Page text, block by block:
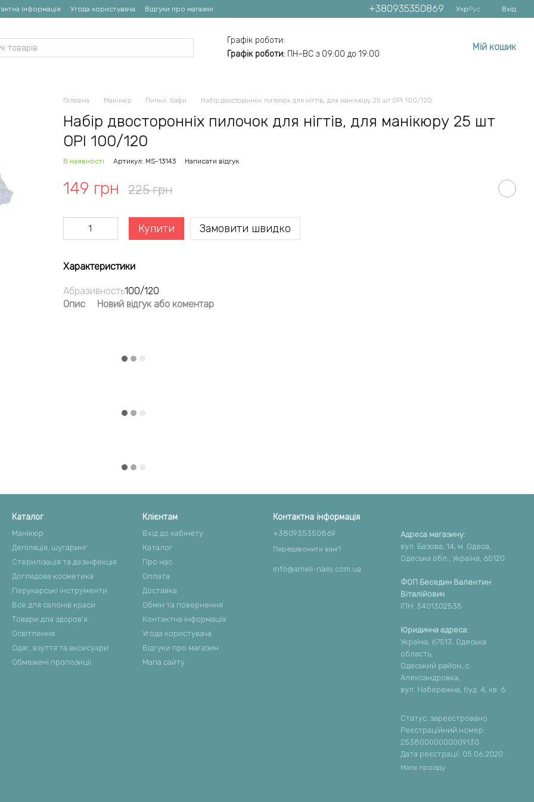
інформація Угода користувача Відгуки про магазин +380935350869 УкрРус Вхід
Графік роботи:
Графік роботи: ПН–ВС з 09:00 до 19:00
Мій кошик
Головна Манікюр Пилки, бафи Набір двосторонніх пилочок для нігтів, для манікюру 25 шт OPI 100/120
Набір двосторонніх пилочок для нігтів, для манікюру 25 шт
OPI 100/120
В наявності Артикул: MS-13143 Написати відгук
149 грн 225 грн
Купити Замовити швидко
Характеристики
Абразивность100/120
Опис
Новий відгук або коментар
Каталог
Манікюр
Депіляція, шугаринг
Стерилізація та дезінфекція
Доглядова косметика
Перукарські інструменти
Все для салонів краси
Товари для здоров'я
Освітлення
Одяг, взуття та аксесуари
Обмежені пропозиції
Клієнтам
Вхід до кабінету
Каталог
Про нас
Оплата
Доставка
Обмін та повернення
Контактна інформація
Угода користувача
Відгуки про магазин
Мапа сайту
Контактна інформація
+380935350869
Передзвонити вам?
info@ameli-nails.com.ua
Адреса магазину:
вул. Базова, 14, м. Одеса,
Одеська обл., Україна, 65120
ФОП Беседин Валентин
Віталійович
ІПН: 3401302535
Юридична адреса:
Україна, 67513, Одеська
область,
Одеський район, с.
Александровка,
вул. Набережна, буд. 4, кв. 6
Статус: зареєстровано
Реєстраційний номер:
25380000000009130
Дата реєстрації: 05.06.2020
Мапа проїзду